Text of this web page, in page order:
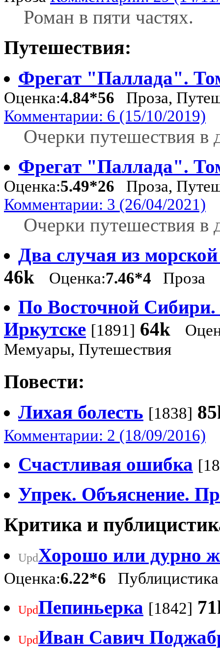
Роман в пяти частях.
Путешествия:
Фрегат "Паллада".
Оценка:4.84*56 Проза,
Комментарии: 6 (15/10/2019)
Очерки путешествия в
Фрегат "Паллада".
Оценка:5.49*26 Проза,
Комментарии: 3 (26/04/2021)
Очерки путешествия в
Два случая из
46k
Оценка:7.46*4 Проза
По Восточной Сибири.
Иркутске [1891] 64k
Мемуары, Путешествия
Повести:
Лихая болесть [1838]
Комментарии: 2 (18/09/2016)
Счастливая ошибка
Упрек. Объяснение.
Критика и
UpdХорошо или дурно
Оценка:6.22*6 Публицистика
UpdПепиньерка [1842]
UpdИван Савич